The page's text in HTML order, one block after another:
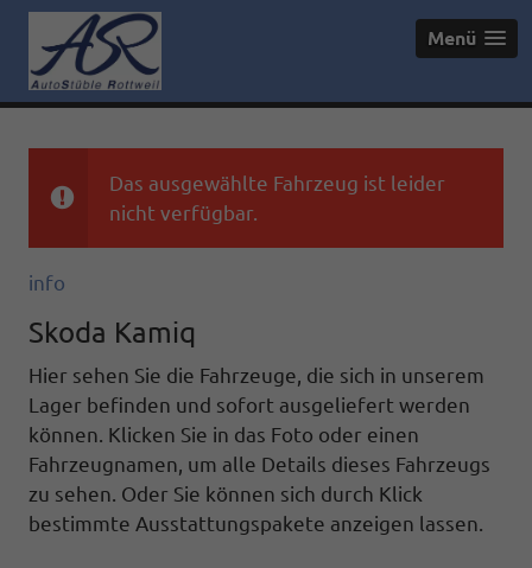
Menü
Das ausgewählte Fahrzeug ist leider
nicht verfügbar.
info
Skoda Kamiq
Hier sehen Sie die Fahrzeuge, die sich in unserem
Lager befinden und sofort ausgeliefert werden
können. Klicken Sie in das Foto oder einen
Fahrzeugnamen, um alle Details dieses Fahrzeugs
zu sehen. Oder Sie können sich durch Klick
bestimmte Ausstattungspakete anzeigen lassen.